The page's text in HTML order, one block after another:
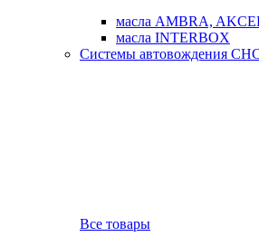
масла AMBRA,
масла INTERBOX
Системы автовождения
Все товары